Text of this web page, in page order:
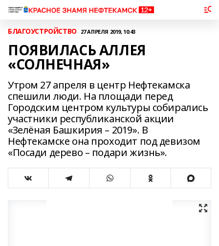
БЛАГОУСТРОЙСТВО 27 АПРЕЛЯ 2019, 10:43
ПОЯВИЛАСЬ АЛЛЕЯ
«СОЛНЕЧНАЯ»
Утром 27 апреля в центр Нефтекамска
спешили люди. На площади перед
Городским центром культуры собирались
участники республиканской акции
«Зелёная Башкирия – 2019». В
Нефтекамске она проходит под девизом
«Посади дерево – подари жизнь».